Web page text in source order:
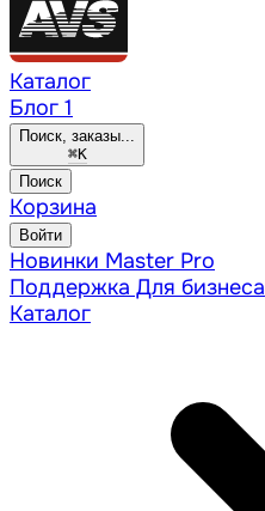
Каталог
Блог 1
Поиск, заказы...
⌘K
Поиск
Корзина
Войти
Новинки Master Pro
Поддержка Для бизнеса
Каталог